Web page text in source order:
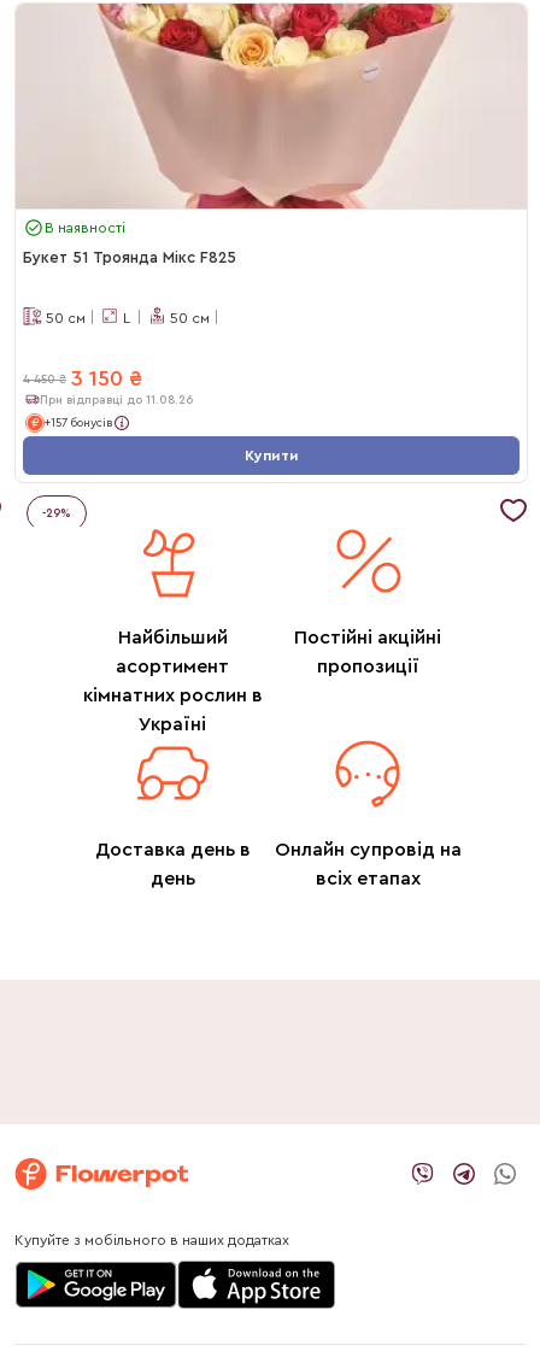
В наявності
Букет 51 Троянда Мікс F825
50 см L 50 см
4 450 ₴ 3 150 ₴
При відправці до 11.08.26
+157 бонусів
Купити
-29%
Найбільший
асортимент
кімнатних рослин в
Україні
Постійні акційні
пропозиції
Доставка день в
день
Онлайн супровід на
всіх етапах
Купуйте з мобільного в наших додатках